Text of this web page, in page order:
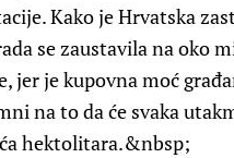
Kako je Hrvatska
se zaustavila na oko
jer je kupovna moć
na to da će svaka
hektolitara.&nbsp;